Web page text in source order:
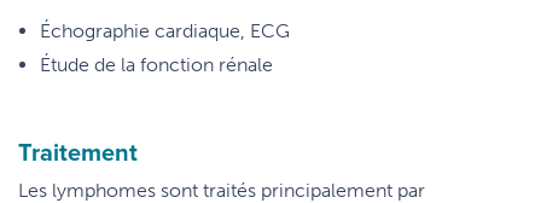
Échographie cardiaque, ECG
Étude de la fonction rénale
Traitement
Les lymphomes sont traités principalement par